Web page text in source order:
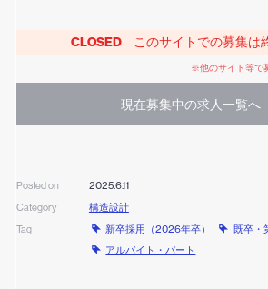
CLOSED このサイトでの募集は
※他のサイト等で
現在募集中の求人一覧へ
Posted on 2025.6.11
Category 構造設計
Tag 新卒採用（2026年卒）
既卒・
アルバイト・パート